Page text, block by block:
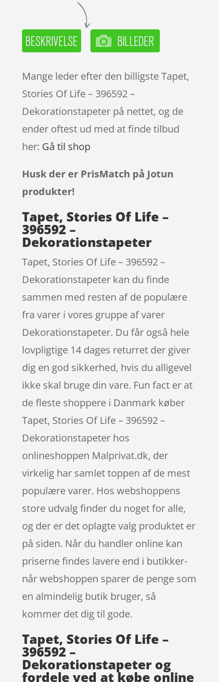
Mange leder efter den billigste Tapet,
Stories Of Life – 396592 –
Dekorationstapeter på nettet, og de
ender oftest ud med at finde tilbud
her: Gå til shop
Husk der er PrisMatch på Jotun
produkter!
Tapet, Stories Of Life –
396592 –
Dekorationstapeter
Tapet, Stories Of Life – 396592 –
Dekorationstapeter kan du finde
sammen med resten af de populære
fra varer i vores gruppe af varer
Dekorationstapeter. Du får også hele
lovpligtige 14 dages returret der giver
dig en god sikkerhed, hvis du alligevel
ikke skal bruge din vare. Fun fact er at
de fleste shoppere i Danmark køber
Tapet, Stories Of Life – 396592 –
Dekorationstapeter hos
onlineshoppen Malprivat.dk, der
virkelig har samlet toppen af de mest
populære varer. Hos webshoppens
store udvalg finder du noget for alle,
og der er det oplagte valg produktet er
på siden. Når du handler online kan
priserne findes lavere end i butikker-
når webshoppen sparer de penge som
en almindelig butik bruger, så
kommer det dig til gode.
Tapet, Stories Of Life –
396592 –
Dekorationstapeter og
fordele ved at købe online